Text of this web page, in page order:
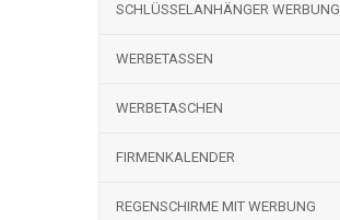
SCHLÜSSELANHÄNGER WERBUNG
WERBETASSEN
WERBETASCHEN
FIRMENKALENDER
REGENSCHIRME MIT WERBUNG